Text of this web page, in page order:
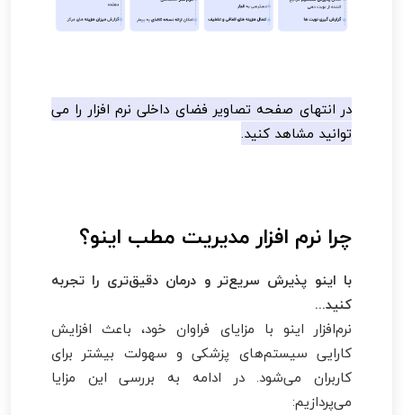
در انتهای صفحه تصاویر فضای داخلی نرم افزار را می
توانید مشاهد کنید.
چرا نرم افزار مدیریت مطب اینو؟
با اینو پذیرش سریع‌تر و درمان دقیق‌تری را تجربه
کنید...
نرم‌افزار اینو با مزایای فراوان خود، باعث افزایش
کارایی سیستم‌های پزشکی و سهولت بیشتر برای
کاربران می‌شود. در ادامه به بررسی این مزایا
می‌پردازیم: